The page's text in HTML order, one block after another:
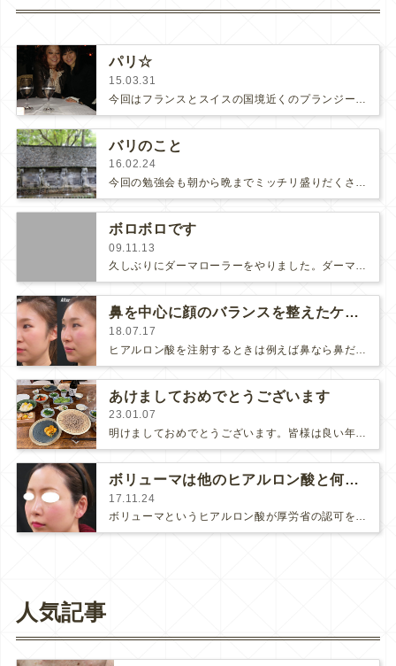
パリ☆
15.03.31
バリのこと
16.02.24
今回の勉強会も朝から晩までミッチリ盛りだくさんでバリ観光を楽しむ時間はありませんでしたが、合間にホテルのビーチを散歩しました。…
ボロボロです
09.11.13
久しぶりにダーマローラーをやりました。ダーマローラーの後は赤みが4日位、続くので、なかなかスケジュール調整ができなくて、しばら…
鼻を中心に顔のバランスを整えたケース
18.07.17
あけましておめでとうございます
23.01.07
明けましておめでとうございます。皆様は良い年末年始をお過ごしになりましたか？私は年末年始を家で過ごしました。大晦日はお外ランチ…
ボリューマは他のヒアルロン酸と何が違う？
17.11.24
ボリューマというヒアルロン酸が厚労省の認可を受けて約1年が経過しました。2011年に海外の勉強会に参加した時、海外ではすでにボ…
人気記事